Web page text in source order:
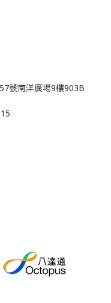
號南洋廣場9樓903B